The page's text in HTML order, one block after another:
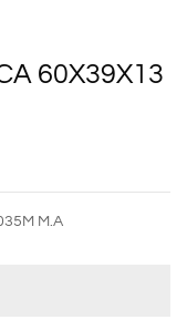
60X39X13
M.A